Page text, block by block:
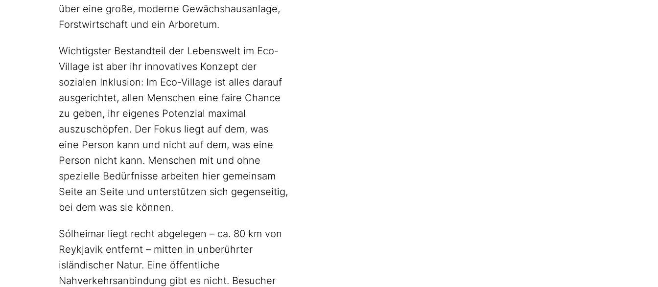
über eine große, moderne Gewächshausanlage,
Forstwirtschaft und ein Arboretum.
Wichtigster Bestandteil der Lebenswelt im Eco-
Village ist aber ihr innovatives Konzept der
sozialen Inklusion: Im Eco-Village ist alles darauf
ausgerichtet, allen Menschen eine faire Chance
zu geben, ihr eigenes Potenzial maximal
auszuschöpfen. Der Fokus liegt auf dem, was
eine Person kann und nicht auf dem, was eine
Person nicht kann. Menschen mit und ohne
spezielle Bedürfnisse arbeiten hier gemeinsam
Seite an Seite und unterstützen sich gegenseitig,
bei dem was sie können.
Sólheimar liegt recht abgelegen – ca. 80 km von
Reykjavik entfernt – mitten in unberührter
isländischer Natur. Eine öffentliche
Nahverkehrsanbindung gibt es nicht. Besucher